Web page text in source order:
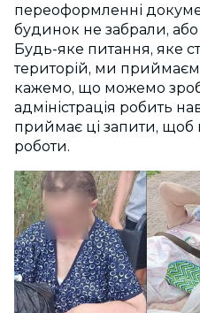
переоформленні
будинок не забрали,
Будь-яке питання, яке
територій, ми
кажемо, що можемо
адміністрація робить
приймає ці запити, щоб
роботи.